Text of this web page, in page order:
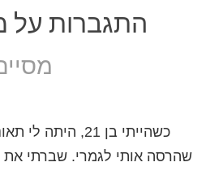
התגברות על
כשהייתי בן 21,
שהרסה אותי לגמרי. שברתי